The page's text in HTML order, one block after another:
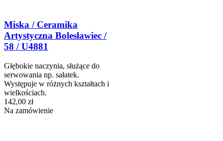
Miska / Ceramika
Artystyczna Bolesławiec /
58 / U4881
Głębokie naczynia, służące do
serwowania np. sałatek.
Występuje w różnych kształtach i
wielkościach.
142,00 zł
Na zamówienie